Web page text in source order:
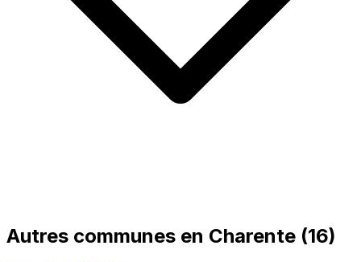
Autres communes en Charente (16)